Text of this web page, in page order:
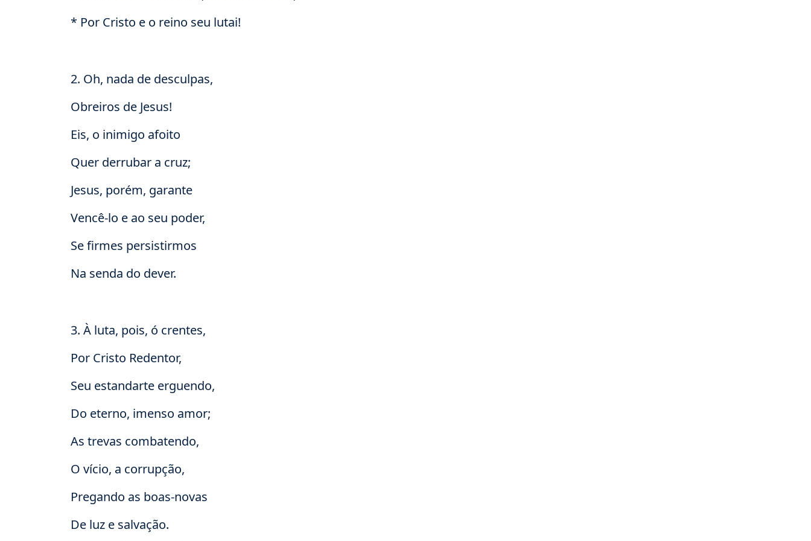
* Por Cristo e o reino seu lutai!
2. Oh, nada de desculpas,
Obreiros de Jesus!
Eis, o inimigo afoito
Quer derrubar a cruz;
Jesus, porém, garante
Vencê-lo e ao seu poder,
Se firmes persistirmos
Na senda do dever.
3. À luta, pois, ó crentes,
Por Cristo Redentor,
Seu estandarte erguendo,
Do eterno, imenso amor;
As trevas combatendo,
O vício, a corrupção,
Pregando as boas-novas
De luz e salvação.